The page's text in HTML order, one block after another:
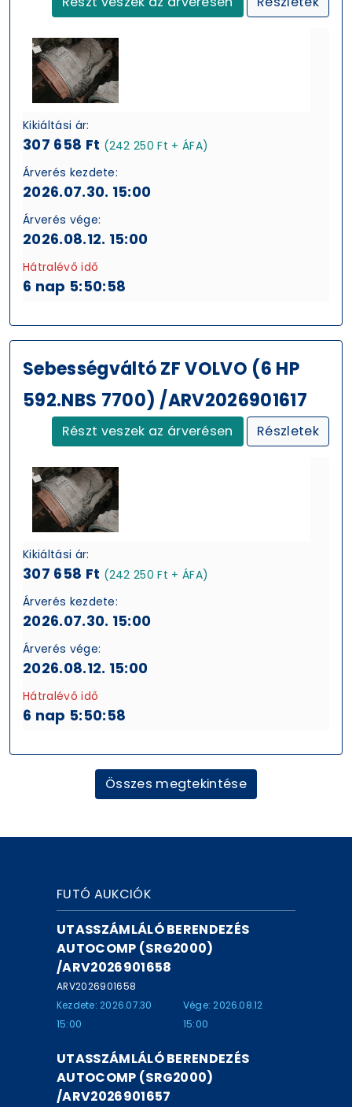
Kikiáltási ár:
307 658 Ft (242 250 Ft + ÁFA)
Árverés kezdete:
2026.07.30. 15:00
Árverés vége:
2026.08.12. 15:00
Hátralévő idő
6 nap 5:50:57
Sebességváltó ZF VOLVO (6 HP
592.NBS 7700) /ARV2026901617
Részt veszek az árverésen Részletek
Kikiáltási ár:
307 658 Ft (242 250 Ft + ÁFA)
Árverés kezdete:
2026.07.30. 15:00
Árverés vége:
2026.08.12. 15:00
Hátralévő idő
6 nap 5:50:57
Összes megtekintése
FUTÓ AUKCIÓK
UTASSZÁMLÁLÓ BERENDEZÉS
AUTOCOMP (SRG2000)
/ARV2026901658
ARV2026901658
Kezdete: 2026.07.30
15:00
Vége: 2026.08.12
15:00
UTASSZÁMLÁLÓ BERENDEZÉS
AUTOCOMP (SRG2000)
/ARV2026901657